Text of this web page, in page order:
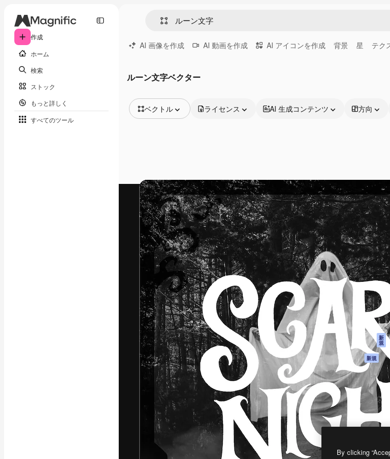
作成
ホーム
検索
ストック
もっと詳しく
すべてのツール
AI 画像を作成 AI 動画を作成 AI アイコンを作成 背景 星 テク
ルーン文字ベクター
ベクトル
動画
映像素材
モーショングラフィックス
動画テンプレート
アイコン
3D モデル
フォント
ライセンス AI 生成コンテンツ 方向
最高のクリエイティブ制作を導くためのプラ
ットフォーム。クリエイター、企業、代理
店、スタジオを含む100万人以上が利用して
います。
日本語
製品
Spaces
AI アシスタント
AI 画像生成ツール
AI 動画生成ツール
AI 音声合成ツール
ストックコンテン
ツ
Claude/ChatGPT
向けMCP
新
規
エージェント 新規
API
モバイルアプリ
すべてのMagnificツ
ール
Copyright © 2010- 2026Freepik Company S.L.U. 無断複写・転載を禁じます
By clicking